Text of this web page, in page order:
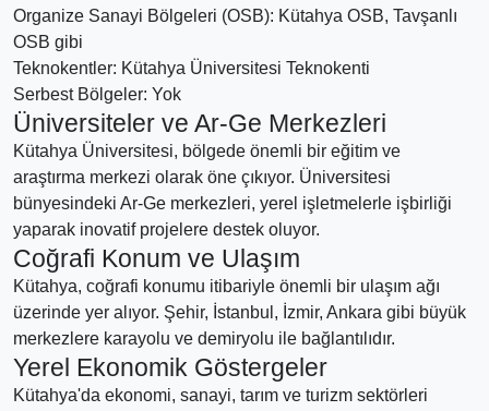
Organize Sanayi Bölgeleri (OSB): Kütahya OSB, Tavşanlı
OSB gibi
Teknokentler: Kütahya Üniversitesi Teknokenti
Serbest Bölgeler: Yok
Üniversiteler ve Ar-Ge Merkezleri
Kütahya Üniversitesi, bölgede önemli bir eğitim ve
araştırma merkezi olarak öne çıkıyor. Üniversitesi
bünyesindeki Ar-Ge merkezleri, yerel işletmelerle işbirliği
yaparak inovatif projelere destek oluyor.
Coğrafi Konum ve Ulaşım
Kütahya, coğrafi konumu itibariyle önemli bir ulaşım ağı
üzerinde yer alıyor. Şehir, İstanbul, İzmir, Ankara gibi büyük
merkezlere karayolu ve demiryolu ile bağlantılıdır.
Yerel Ekonomik Göstergeler
Kütahya'da ekonomi, sanayi, tarım ve turizm sektörleri